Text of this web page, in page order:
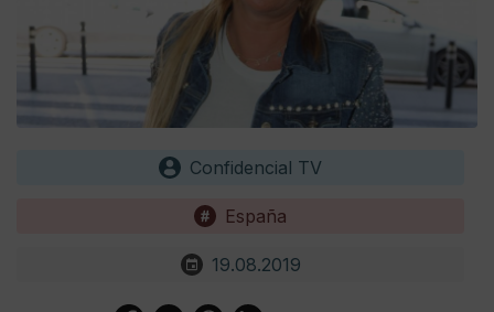
Confidencial TV
España
19.08.2019